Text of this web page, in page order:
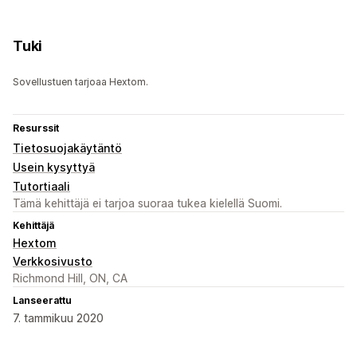
Tuki
Sovellustuen tarjoaa Hextom.
Resurssit
Tietosuojakäytäntö
Usein kysyttyä
Tutortiaali
Tämä kehittäjä ei tarjoa suoraa tukea kielellä Suomi.
Kehittäjä
Hextom
Verkkosivusto
Richmond Hill, ON, CA
Lanseerattu
7. tammikuu 2020